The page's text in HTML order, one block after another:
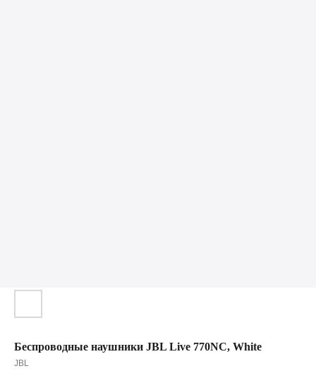
Беспроводные наушники JBL Live 770NC, White
JBL